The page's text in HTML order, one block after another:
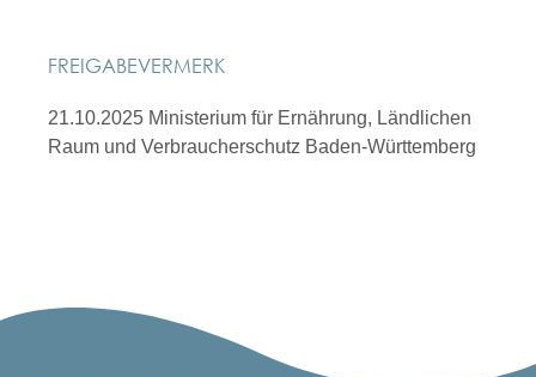
FREIGABEVERMERK
21.10.2025 Ministerium für Ernährung, Ländlichen
Raum und Verbraucherschutz Baden-Württemberg